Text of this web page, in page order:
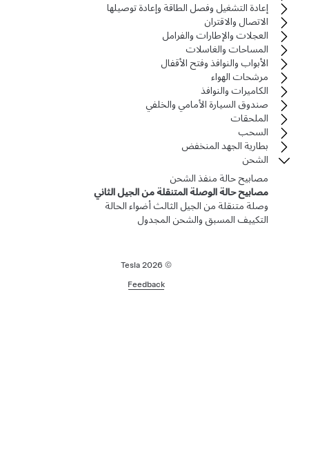
إعادة التشغيل وفصل الطاقة وإعادة توصيلها
الاتصال والاقتران
العجلات والإطارات والفرامل
المساحات والغاسلات
الأبواب والنوافذ وفتح الأقفال
مرشحات الهواء
الكاميرات والنوافذ
صندوق السيارة الأمامي والخلفي
الملحقات
السحب
بطارية الجهد المنخفض
الشحن
مصابيح حالة منفذ الشحن
مصابيح حالة الوصلة المتنقلة من الجيل الثاني
وصلة متنقلة من الجيل الثالث أضواء الحالة
التكييف المسبق والشحن المجدول
2026
Feedback